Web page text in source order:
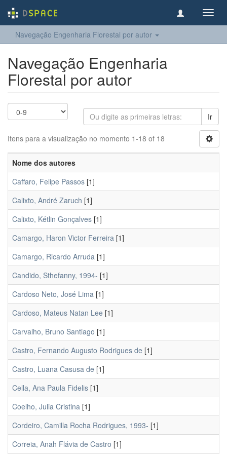
Navegação Engenharia Florestal por autor
Navegação Engenharia
Florestal por autor
Ir
Itens para a visualização no momento 1-18 of 18
Nome dos autores
Caffaro, Felipe Passos [1]
Calixto, André Zaruch [1]
Calixto, Kétlin Gonçalves [1]
Camargo, Haron Victor Ferreira [1]
Camargo, Ricardo Arruda [1]
Candido, Sthefanny, 1994- [1]
Cardoso Neto, José Lima [1]
Cardoso, Mateus Natan Lee [1]
Carvalho, Bruno Santiago [1]
Castro, Fernando Augusto Rodrigues de [1]
Castro, Luana Casusa de [1]
Cella, Ana Paula Fidelis [1]
Coelho, Julia Cristina [1]
Cordeiro, Camilla Rocha Rodrigues, 1993- [1]
Correia, Anah Flávia de Castro [1]